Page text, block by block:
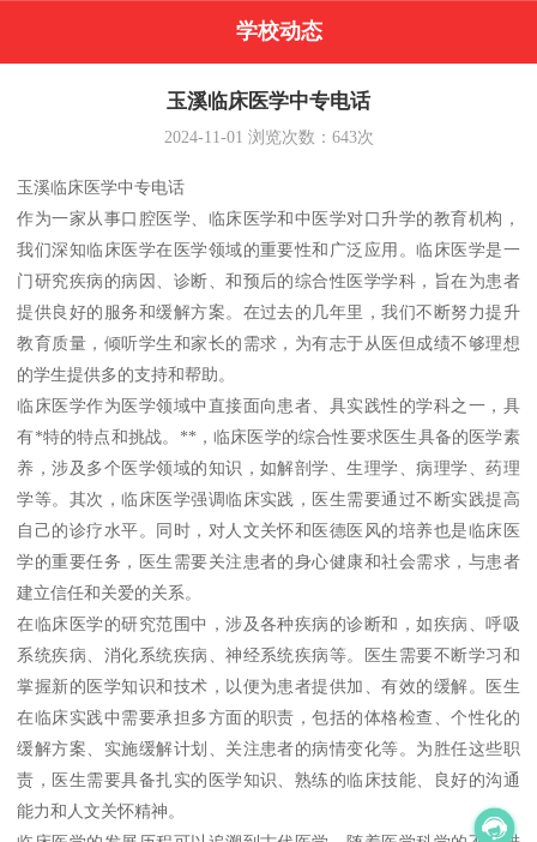
学校动态
玉溪临床医学中专电话
2024-11-01 浏览次数： 643次
玉溪临床医学中专电话
作为一家从事口腔医学、临床医学和中医学对口升学的教育机构，
我们深知临床医学在医学领域的重要性和广泛应用。临床医学是一
门研究疾病的病因、诊断、和预后的综合性医学学科，旨在为患者
提供良好的服务和缓解方案。在过去的几年里，我们不断努力提升
教育质量，倾听学生和家长的需求，为有志于从医但成绩不够理想
的学生提供多的支持和帮助。
临床医学作为医学领域中直接面向患者、具实践性的学科之一，具
有*特的特点和挑战。**，临床医学的综合性要求医生具备的医学素
养，涉及多个医学领域的知识，如解剖学、生理学、病理学、药理
学等。其次，临床医学强调临床实践，医生需要通过不断实践提高
自己的诊疗水平。同时，对人文关怀和医德医风的培养也是临床医
学的重要任务，医生需要关注患者的身心健康和社会需求，与患者
建立信任和关爱的关系。
在临床医学的研究范围中，涉及各种疾病的诊断和，如疾病、呼吸
系统疾病、消化系统疾病、神经系统疾病等。医生需要不断学习和
掌握新的医学知识和技术，以便为患者提供加、有效的缓解。医生
在临床实践中需要承担多方面的职责，包括的体格检查、个性化的
缓解方案、实施缓解计划、关注患者的病情变化等。为胜任这些职
责，医生需要具备扎实的医学知识、熟练的临床技能、良好的沟通
能力和人文关怀精神。